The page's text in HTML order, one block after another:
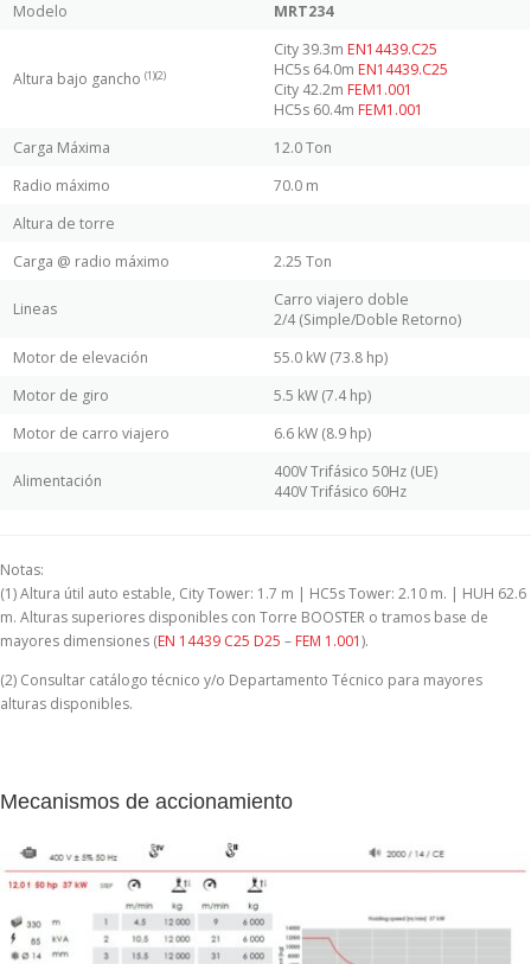
Modelo MRT234
Altura bajo gancho (1)(2)
City 39.3m EN14439.C25
HC5s 64.0m EN14439.C25
City 42.2m FEM1.001
HC5s 60.4m FEM1.001
Carga Máxima
12.0 Ton
Radio máximo
70.0 m
Altura de torre
Carga @ radio máximo
2.25 Ton
Lineas
Carro viajero doble
2/4 (Simple/Doble Retorno)
Motor de elevación
55.0 kW (73.8 hp)
Motor de giro
5.5 kW (7.4 hp)
Motor de carro viajero
6.6 kW (8.9 hp)
Alimentación
400V Trifásico 50Hz (UE)
440V Trifásico 60Hz
Notas:
(1) Altura útil auto estable, City Tower: 1.7 m | HC5s Tower: 2.10 m. | HUH 62.6
m. Alturas superiores disponibles con Torre BOOSTER o tramos base de
mayores dimensiones (EN 14439 C25 D25 – FEM 1.001).
(2) Consultar catálogo técnico y/o Departamento Técnico para mayores
alturas disponibles.
Mecanismos de accionamiento